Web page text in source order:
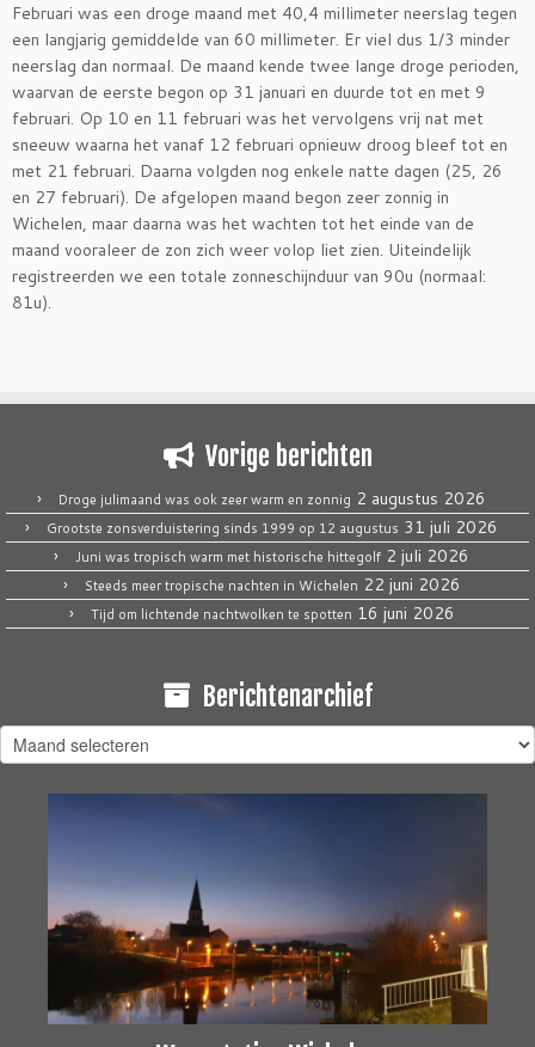
Februari was een droge maand met 40,4 millimeter neerslag tegen
een langjarig gemiddelde van 60 millimeter. Er viel dus 1/3 minder
neerslag dan normaal. De maand kende twee lange droge perioden,
waarvan de eerste begon op 31 januari en duurde tot en met 9
februari. Op 10 en 11 februari was het vervolgens vrij nat met
sneeuw waarna het vanaf 12 februari opnieuw droog bleef tot en
met 21 februari. Daarna volgden nog enkele natte dagen (25, 26
en 27 februari). De afgelopen maand begon zeer zonnig in
Wichelen, maar daarna was het wachten tot het einde van de
maand vooraleer de zon zich weer volop liet zien. Uiteindelijk
registreerden we een totale zonneschijnduur van 90u (normaal:
81u).
Vorige berichten
Droge julimaand was ook zeer warm en zonnig 2 augustus 2026
Grootste zonsverduistering sinds 1999 op 12 augustus 31 juli 2026
Juni was tropisch warm met historische hittegolf 2 juli 2026
Steeds meer tropische nachten in Wichelen 22 juni 2026
Tijd om lichtende nachtwolken te spotten 16 juni 2026
Berichtenarchief
Berichtenarchief